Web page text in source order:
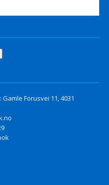
Forusvei 11, 4031